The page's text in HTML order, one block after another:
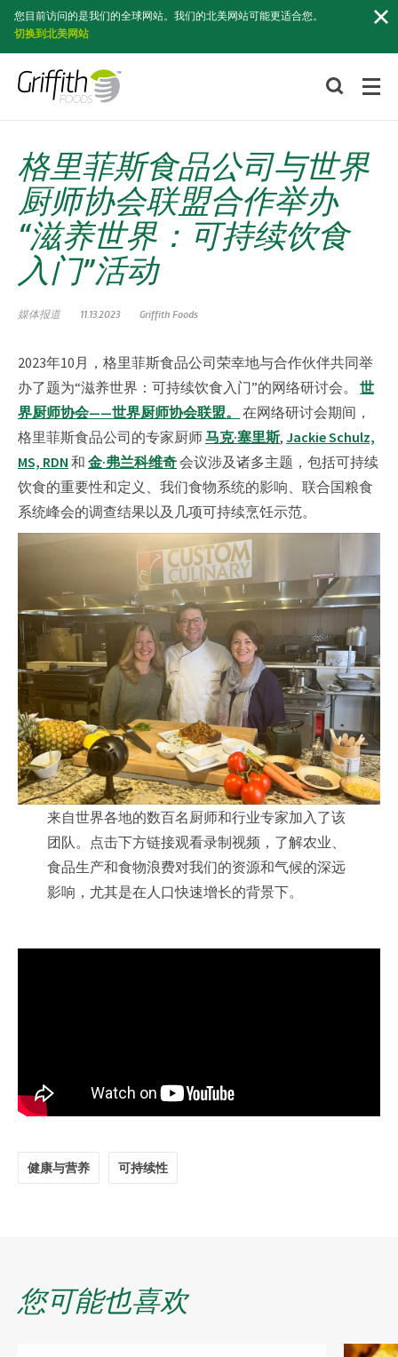
您目前访问的是我们的全球网站。我们的北美网站可能更适合您。
切换到北美网站
索
格里菲斯食品公司与世界
厨师协会联盟合作举办
“滋养世界：可持续饮食
入门”活动
媒体报道 11.13.2023 Griffith Foods
2023年10月，格里菲斯食品公司荣幸地与合作伙伴共同举
办了题为“滋养世界：可持续饮食入门”的网络研讨会。 世
界厨师协会——世界厨师协会联盟。
在网络研讨会期间，
格里菲斯食品公司的专家厨师马克·塞里斯, Jackie Schulz,
MS, RDN 和 金·弗兰科维奇会议涉及诸多主题，包括可持续
饮食的重要性和定义、我们食物系统的影响、联合国粮食
系统峰会的调查结果以及几项可持续烹饪示范。
来自世界各地的数百名厨师和行业专家加入了该
团队。点击下方链接观看录制视频，了解农业、
食品生产和食物浪费对我们的资源和气候的深远
影响，尤其是在人口快速增长的背景下。
健康与营养 可持续性
您可能也喜欢